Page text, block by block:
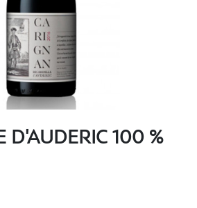
D'AUDERIC 100 %